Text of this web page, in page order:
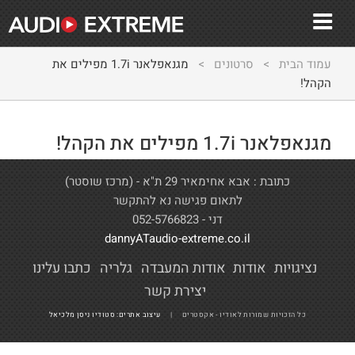
עמוד הבית > סרטונים >
מגנאפלאנר 1.7i מפילים את
הקהל!
מגנאפלאנר 1.7i מפילים את הקהל!
כתובת : אבא אחימאיר 29 ת"א - (מרכז שוסטר)
לתאום פגישה נא להתקשר
דני - 052-5766823
dannyATaudio-extreme.co.il
נציגויות אודות אודות המעבדה גלריה כתבו עלינו
יצירת קשר
כל הזכויות שמורות לאודיו - אקסטרים | עיצוב אתרים: סטודיו ניסן מלכיאל